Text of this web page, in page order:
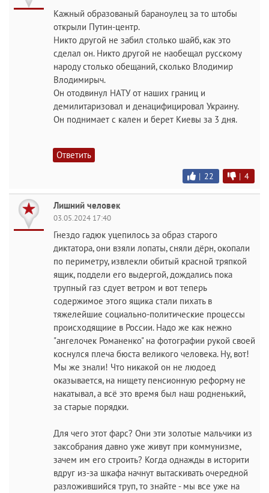
Кажный образованый бараноулец за то штобы
открыли Путин-центр.
Никто другой не забил столько шайб, как это
сделал он. Никто другой не наобещал русскому
народу столько обещаний, сколько Влодимир
Влодимирыч.
Он отодвинул НАТУ от наших границ и
демилитаризовал и денацифицировал Украину.
Он поднимает с кален и берет Киевы за 3 дня.
Ответить
| 22 | 4
Лишний человек
03.05.2024 17:40
Гнездо гадюк уцепилось за образ старого
диктатора, они взяли лопаты, сняли дёрн, окопали
по периметру, извлекли обитый красной тряпкой
ящик, поддели его выдергой, дождались пока
трупный газ сдует ветром и вот теперь
содержимое этого ящика стали пихать в
тяжелейшие социально-политические процессы
происходящиие в России. Надо же как нежно
"ангелочек Романенко" на фотографии рукой своей
коснулся плеча бюста великого человека. Ну, вот!
Мы же знали! Что никакой он не людоед
оказывается, на нищету пенсионную реформу не
накатывал, а всё это время был наш родненький,
за старые порядки.
Для чего этот фарс? Они эти золотые мальчики из
заксобрания давно уже живут при коммунизме,
зачем им его строить? Когда однажды в историти
вдруг из-за шкафа начнут вытаскивать очередной
разложившийся труп, то знайте - мы все уже на